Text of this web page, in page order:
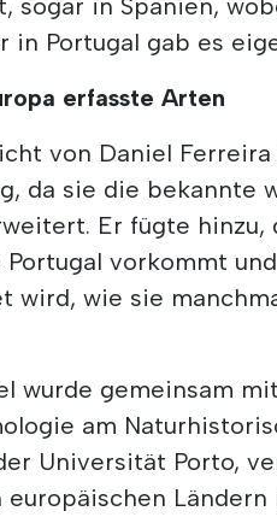
sogar in Spanien,
in Portugal gab es
erfasste Arten
von Daniel
da sie die bekannte
Er fügte hinzu,
vorkommt
wird, wie sie
wurde gemeinsam
am
Universität Porto,
europäischen